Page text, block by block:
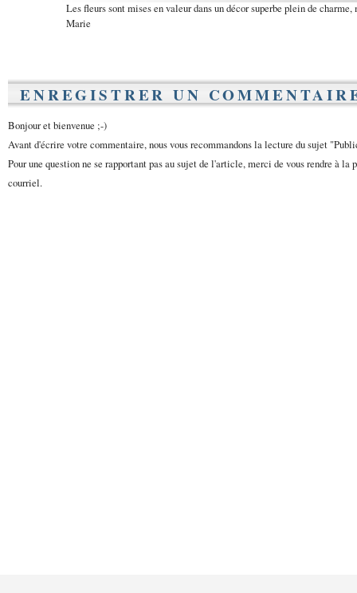
Les fleurs sont mises en valeur dans un décor superbe plein de
Marie
ENREGISTRER UN
Bonjour et bienvenue ;-)
Avant d'écrire votre commentaire, nous vous recommandons la lecture du sujet
Pour une question ne se rapportant pas au sujet de l'article, merci de vous rendre à la
courriel.